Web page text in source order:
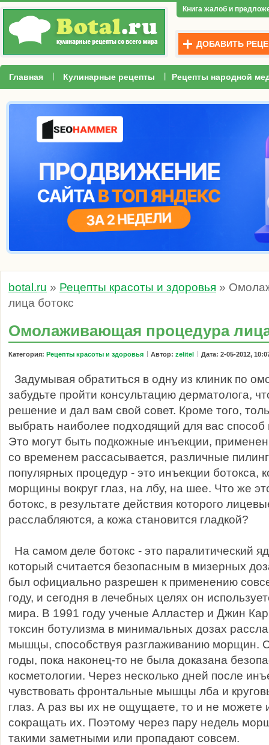
Книга жалоб и
ДОБАВИТЬ
Главная Кулинарные рецепты Рецепты народной
botal.ru » Рецепты красоты и здоровья »
лица ботокс
Омолаживающая процедура
Категория: Рецепты красоты и здоровья Автор: zelitel Дата: 2-05-2012,
Задумывая обратиться в одну из клиник по
забудьте пройти консультацию дерматолога,
решение и дал вам свой совет. Кроме того,
выбрать наиболее подходящий для вас способ
Это могут быть подкожные инъекции,
со временем рассасывается, различные
популярных процедур - это инъекции ботокса,
морщины вокруг глаз, на лбу, на шее. Что же
ботокс, в результате действия которого
расслабляются, а кожа становится гладкой?
На самом деле ботокс - это паралитический
который считается безопасным в мизерных
был официально разрешен к применению
году, и сегодня в лечебных целях он
мира. В 1991 году ученые Алластер и Джин
токсин ботулизма в минимальных дозах
мышцы, способствуя разглаживанию морщин.
годы, пока наконец-то не была доказана
косметологии. Через несколько дней после
чувствовать фронтальные мышцы лба и
глаз. А раз вы их не ощущаете, то и не можете
сокращать их. Поэтому через пару недель
такими заметными или пропадают совсем.